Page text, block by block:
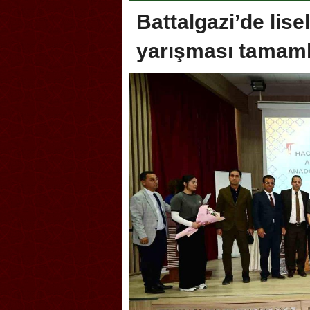
Battalgazi’de
yarışması
Akçakoca, Geleneksel
Şampiyonası’na ev